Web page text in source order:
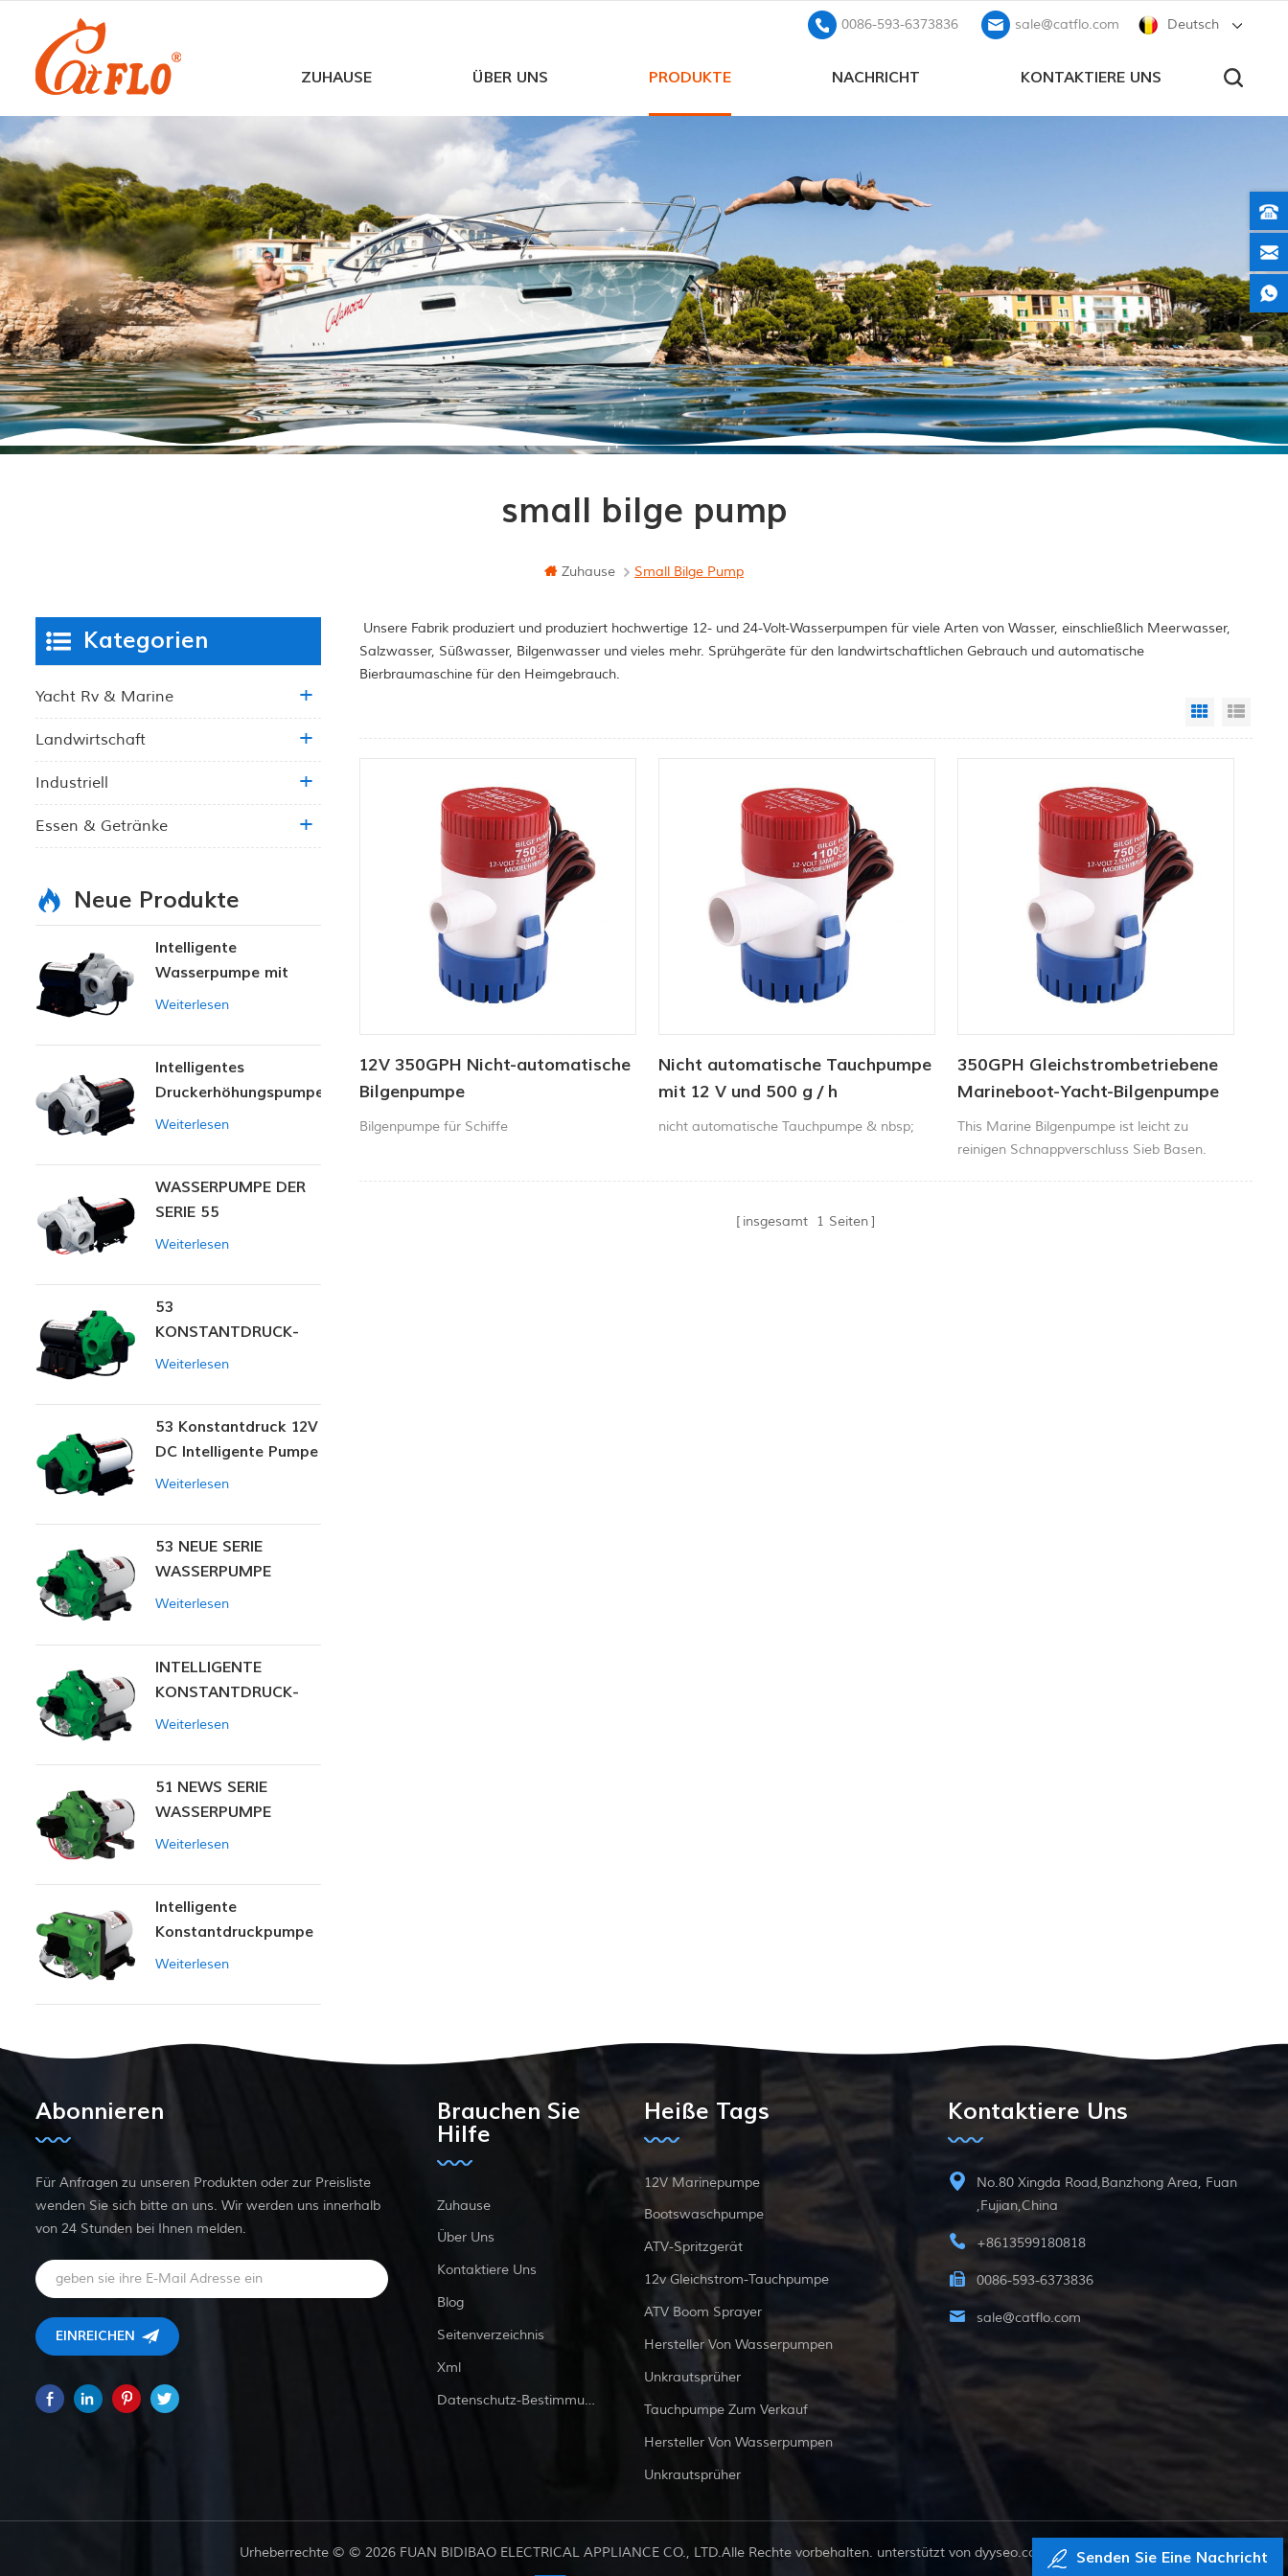
Deutsch
0086-593-6373836 sale@catflo.com
ZUHAUSE ÜBER UNS PRODUKTE NACHRICHT KONTAKTIERE UNS
small bilge pump
Zuhause Small Bilge Pump
Unsere Fabrik produziert und produziert hochwertige 12- und 24-Volt-Wasserpumpen für viele Arten von Wasser, einschließlich Meerwasser,
Salzwasser, Süßwasser, Bilgenwasser und vieles mehr. Sprühgeräte für den landwirtschaftlichen Gebrauch und automatische
Bierbraumaschine für den Heimgebrauch.
Grid View
12V 350GPH Nicht-automatische
Bilgenpumpe
Bilgenpumpe für Schiffe
Nicht automatische Tauchpumpe
mit 12 V und 500 g / h
nicht automatische Tauchpumpe & nbsp;
350GPH Gleichstrombetriebene
Marineboot-Yacht-Bilgenpumpe
This Marine Bilgenpumpe ist leicht zu
reinigen Schnappverschluss Sieb Basen.
insgesamt 1 Seiten
Kategorien
Yacht Rv & Marine
Landwirtschaft
Industriell
Essen & Getränke
Neue Produkte
Intelligente
Wasserpumpe mit
variablem Druck
Weiterlesen
Intelligentes
Druckerhöhungspumpen-
Set
Weiterlesen
WASSERPUMPE DER
SERIE 55
Weiterlesen
53
KONSTANTDRUCK-
INTELLIGENTE PUMPE
Weiterlesen
53 Konstantdruck 12V
DC Intelligente Pumpe
Weiterlesen
53 NEUE SERIE
WASSERPUMPE
Weiterlesen
INTELLIGENTE
KONSTANTDRUCK-
MEMBRANPUMPE
Weiterlesen
51 NEWS SERIE
WASSERPUMPE
Weiterlesen
Intelligente
Konstantdruckpumpe
der Serie ZN-42
Weiterlesen
Abonnieren
Für Anfragen zu unseren Produkten oder zur Preisliste
wenden Sie sich bitte an uns. Wir werden uns innerhalb
von 24 Stunden bei Ihnen melden.
Brauchen Sie
Hilfe
Zuhause
Über Uns
Kontaktiere Uns
Blog
Seitenverzeichnis
Xml
Datenschutz-Bestimmungen
Heiße Tags
12V Marinepumpe
Bootswaschpumpe
ATV-Spritzgerät
12v Gleichstrom-Tauchpumpe
ATV Boom Sprayer
Hersteller Von Wasserpumpen
Unkrautsprüher
Tauchpumpe Zum Verkauf
Hersteller Von Wasserpumpen
Unkrautsprüher
Kontaktiere Uns
No.80 Xingda Road,Banzhong Area, Fuan
,Fujian,China
+8613599180818
0086-593-6373836
sale@catflo.com
Urheberrechte © © 2026 FUAN BIDIBAO ELECTRICAL APPLIANCE CO., LTD.Alle Rechte vorbehalten. unterstützt von dyyseo.com
Senden Sie Eine Nachricht